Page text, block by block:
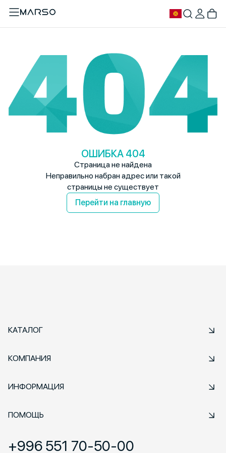
ОШИБКА 404
Страница не найдена
Неправильно набран адрес или такой
страницы не существует
Перейти на главную
+996 551 70-50-00
КАТАЛОГ
КОМПАНИЯ
ИНФОРМАЦИЯ
ПОМОЩЬ